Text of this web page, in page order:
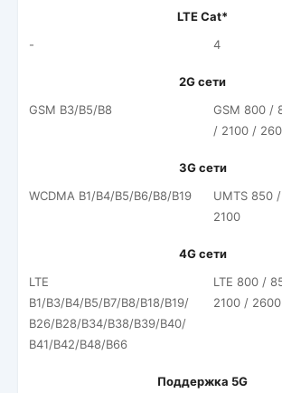
LTE Cat*
-
4
2G сети
GSM B3/B5/B8
GSM 800 /
/ 2100 /
3G сети
WCDMA B1/B4/B5/B6/B8/B19
UMTS 850
2100
4G сети
LTE
B1/B3/B4/B5/B7/B8/B18/B19/
B26/B28/B34/B38/B39/B40/
B41/B42/B48/B66
LTE 800 /
2100 / 2600
Поддержка 5G